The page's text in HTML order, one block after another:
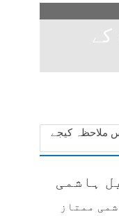
کے
ملاحظہ کیجے
ہاشمی
ممتاز